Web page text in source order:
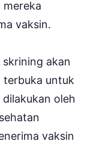
vaksin.
akan
terbuka untuk
oleh
vaksin